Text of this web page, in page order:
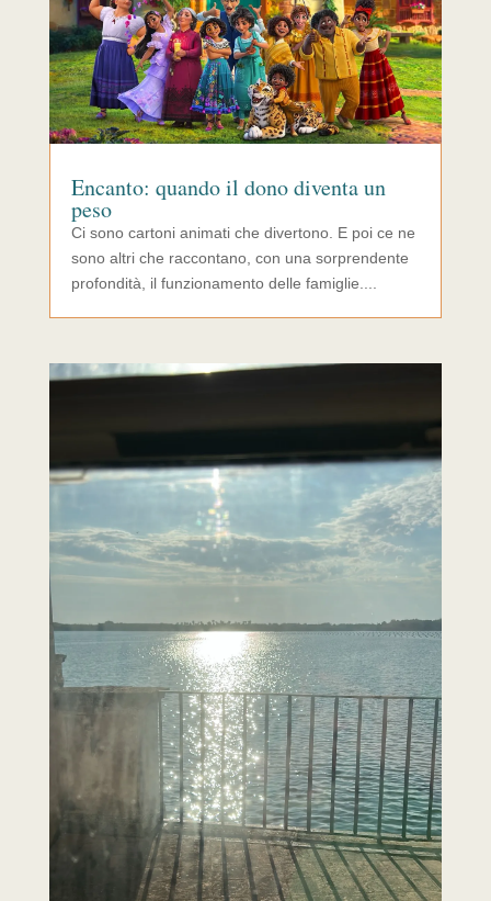
Encanto: quando il dono diventa un
peso
Ci sono cartoni animati che divertono. E poi ce ne
sono altri che raccontano, con una sorprendente
profondità, il funzionamento delle famiglie....